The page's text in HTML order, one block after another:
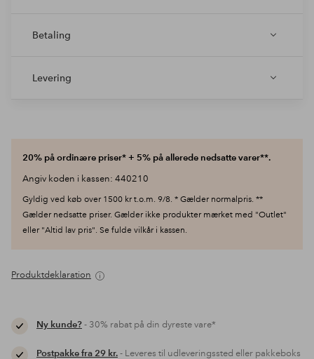
Betaling
Levering
20% på ordinære priser* + 5% på allerede nedsatte varer**.
Angiv koden i kassen: 440210
Gyldig ved køb over 1500 kr t.o.m. 9/8. * Gælder normalpris. **
Gælder nedsatte priser. Gælder ikke produkter mærket med "Outlet"
eller "Altid lav pris". Se fulde vilkår i kassen.
Produktdeklaration
Ny kunde?- 30% rabat på din dyreste vare*
Postpakke fra 29 kr.- Leveres til udleveringssted eller pakkeboks